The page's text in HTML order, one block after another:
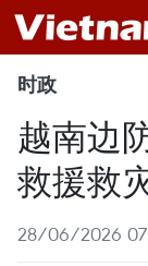
时政
越南边
救援救
28/06/2026